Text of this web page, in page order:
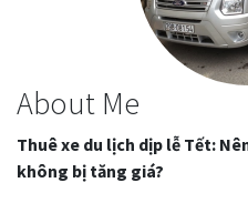
About Me
Thuê xe du lịch dịp lễ Tết:
không bị tăng giá?